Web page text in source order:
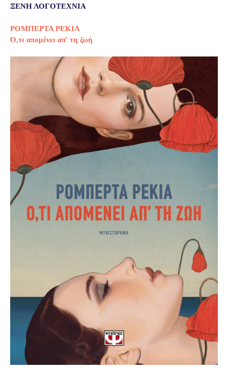
ΞΕΝΗ ΛΟΓΟΤΕΧΝΙΑ
ΡΟΜΠΕΡΤΑ ΡΕΚΙΑ
Ό,τι απομένει απ' τη ζωή